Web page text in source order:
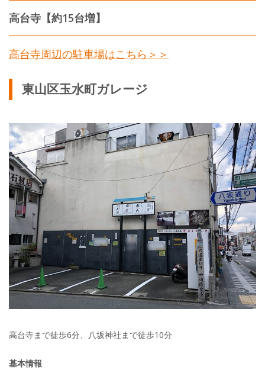
高台寺【約15台増】
高台寺周辺の駐車場はこちら＞＞
東山区玉水町ガレージ
高台寺まで徒歩6分、八坂神社まで徒歩10分
基本情報